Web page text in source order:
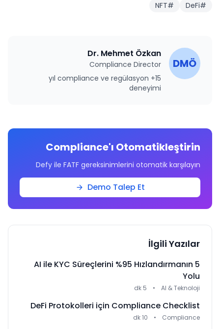
#
DeFi
#
NFT
DMÖ
Dr. Mehmet Özkan
Compliance Director
15+ yıl compliance ve regülasyon
deneyimi
Compliance'ı Otomatikleştirin
Defy ile FATF gereksinimlerini otomatik karşılayın
Demo Talep Et
İlgili Yazılar
AI ile KYC Süreçlerini %95 Hızlandırmanın 5
Yolu
AI & Teknoloji
•
5 dk
DeFi Protokolleri için Compliance Checklist
Compliance
•
10 dk